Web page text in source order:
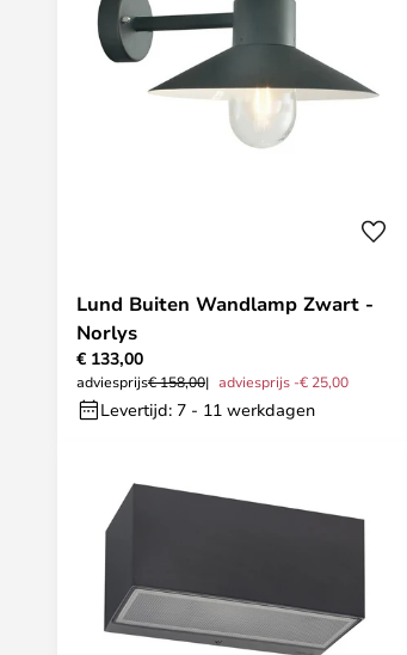
Lund Buiten Wandlamp Zwart -
Norlys
€ 133,00
adviesprijs€ 158,00 adviesprijs -€ 25,00
Levertijd: 7 - 11 werkdagen